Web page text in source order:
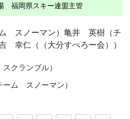
福岡県スキー連盟主管
スノーマン）亀井 英樹（チ
幸仁（（大分すべろー会））
クランブル）
ーム スノーマン）